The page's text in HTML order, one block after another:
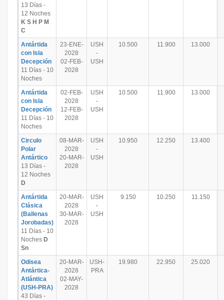
13 Días -
12 Noches
K S H P M
C
Antártida
con Isla
Decepción
11 Días - 10
Noches
23-ENE-
2028
02-FEB-
2028
USH
-
USH
10.500 11.900 13.000
Antártida
con Isla
Decepción
11 Días - 10
Noches
02-FEB-
2028
12-FEB-
2028
USH
-
USH
10.500 11.900 13.000
Circulo
Polar
Antártico
13 Días -
12 Noches
D
08-MAR-
2028
20-MAR-
2028
USH
-
USH
10.950 12.250 13.400
Antártida
Clásica
(Ballenas
Jorobadas)
11 Días - 10
Noches D
Sn
20-MAR-
2028
30-MAR-
2028
USH
-
USH
9.150 10.250 11.150
Odisea
Antártica-
Atlántica
(USH-PRA)
43 Días -
20-MAR-
2028
02-MAY-
2028
USH-
PRA
19.980 22.950 25.020